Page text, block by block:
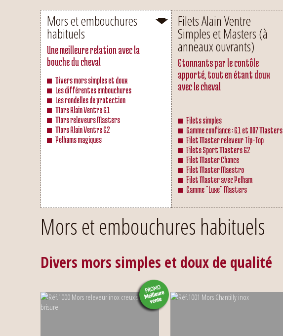
Mors et embouchures
habituels
Une meilleure relation avec la
bouche du cheval
Divers mors simples et doux
Les différentes embouchures
Les rondelles de protection
Mors Alain Ventre G1
Mors releveurs Masters
Mors Alain Ventre G2
Pelhams magiques
Filets Alain Ventre
Simples et Masters (à
anneaux ouvrants)
Etonnants par le contôle
apporté, tout en étant doux
avec le cheval
Filets simples
Gamme confiance : G1 et 007 Masters
Filet Master releveur Tip-Top
Filets Sport Masters G2
Filet Master Chance
Filet Master Maestro
Filet Master avec Pelham
Gamme "Luxe" Masters
Mors et embouchures habituels
Divers mors simples et doux de qualité